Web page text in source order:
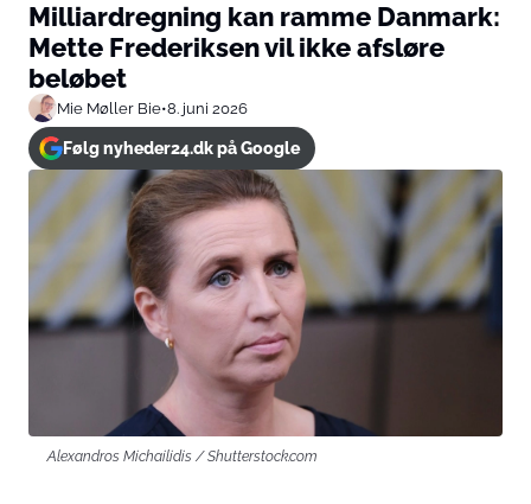
Milliardregning kan ramme Danmark:
Mette Frederiksen vil ikke afsløre
beløbet
Mie Møller Bie•8. juni 2026
Følg nyheder24.dk på Google
Alexandros Michailidis / Shutterstock.com